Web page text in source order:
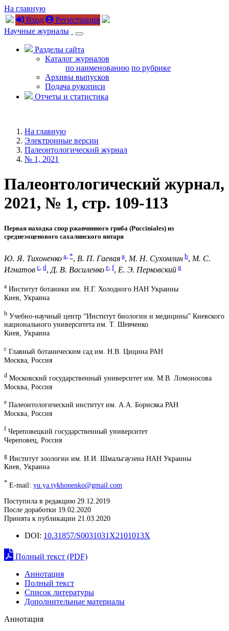
На главную
Вход
Регистрация
Научные журналы
Разделы сайта
Каталог журналов
по наименованию по рубрике
Архивы выпусков
Подача рукописи
Отчеты и статистика
На главную
Электронные версии
Палеонтологический журнал
№ 1, 2021
Палеонтологический журнал,
2021, № 1, стр. 109-113
Первая находка спор ржавчинного гриба (Pucciniales) из
среднеэоценового сахалинского янтаря
Ю. Я. Тихоненко a *, В. П. Гаевая a, М. Н. Сухомлин b, М. С.
Игнатов c, d,Д. В. Василенко e, f, Е. Э. Перковский g
a Институт ботаники им. Н.Г. Холодного НАН Украины
Киев, Украина
b Учебно-научный центр “Институт биологии и медицины” Киевского
национального университета им. Т. Шевченко
Киев, Украина
c Главный ботаническим сад им. Н.В. Цицина РАН
Москва, Россия
d Московский государственный университет им. М.В. Ломоносова
Москва, Россия
e Палеонтологический институт им. А.А. Борисяка РАН
Москва, Россия
f Череповецкий государственный университет
Череповец, Россия
g Институт зоологии им. И.И. Шмальгаузена НАН Украины
Киев, Украина
* E-mail: yu.ya.tykhonenko@gmail.com
Поступила в редакцию 29.12.2019
После доработки 19.02.2020
Принята к публикации 21.03.2020
DOI: 10.31857/S0031031X2101013X
Полный текст (PDF)
Аннотация
Полный текст
Список литературы
Дополнительные материалы
Аннотация